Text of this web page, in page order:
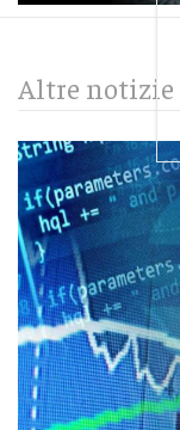
Altre notizie